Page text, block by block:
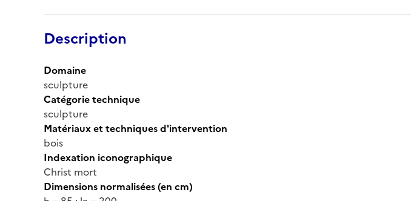
Description
Domaine
sculpture
Catégorie technique
sculpture
Matériaux et techniques d'intervention
bois
Indexation iconographique
Christ mort
Dimensions normalisées (en cm)